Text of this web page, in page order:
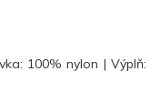
100% nylon | Výplň: